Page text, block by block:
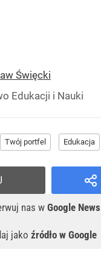
Święcki
Edukacji i Nauki
Twój portfel Edukacja
nas w Google News
jako źródło w Google